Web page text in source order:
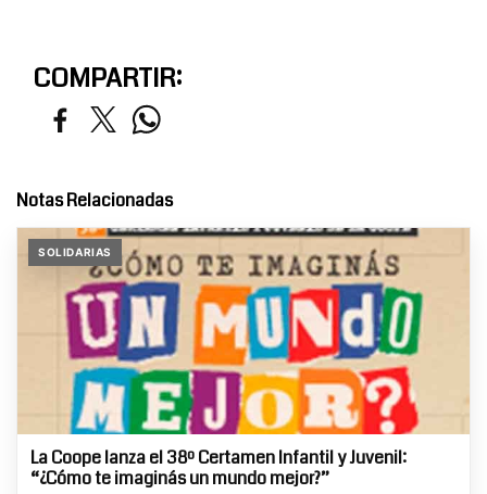
COMPARTIR:
Notas Relacionadas
SOLIDARIAS
La Coope lanza el 38º Certamen Infantil y Juvenil:
“¿Cómo te imaginás un mundo mejor?”